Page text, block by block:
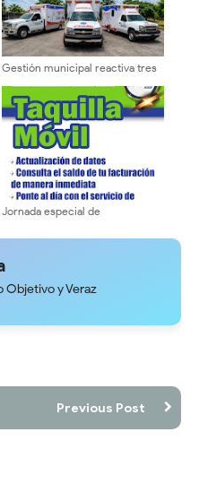
Gestión municipal reactiva tres
atención médica y traslados en
Sucre del Zulia
Jornada especial de
Sergidesol en el Mercado
Objetivo y Veraz
Previous Post